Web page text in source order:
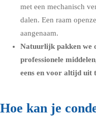
met een mechanisch
dalen. Een raam
aangenaam.
Natuurlijk pakken we
professionele
eens en voor altijd uit
Hoe kan je